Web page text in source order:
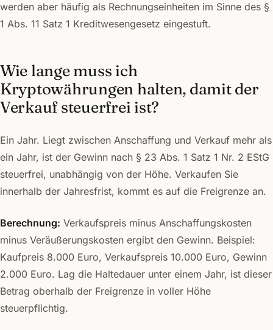
werden aber häufig als Rechnungseinheiten im Sinne des §
1 Abs. 11 Satz 1 Kreditwesengesetz eingestuft.
Wie lange muss ich
Kryptowährungen halten, damit der
Verkauf steuerfrei ist?
Ein Jahr. Liegt zwischen Anschaffung und Verkauf mehr als
ein Jahr, ist der Gewinn nach § 23 Abs. 1 Satz 1 Nr. 2 EStG
steuerfrei, unabhängig von der Höhe. Verkaufen Sie
innerhalb der Jahresfrist, kommt es auf die Freigrenze an.
Berechnung: Verkaufspreis minus Anschaffungskosten
minus Veräußerungskosten ergibt den Gewinn. Beispiel:
Kaufpreis 8.000 Euro, Verkaufspreis 10.000 Euro, Gewinn
2.000 Euro. Lag die Haltedauer unter einem Jahr, ist dieser
Betrag oberhalb der Freigrenze in voller Höhe
steuerpflichtig.